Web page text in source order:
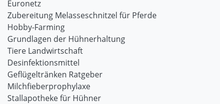
Euronetz
Zubereitung Melasseschnitzel für Pferde
Hobby-Farming
Grundlagen der Hühnerhaltung
Tiere Landwirtschaft
Desinfektionsmittel
Geflügeltränken Ratgeber
Milchfieberprophylaxe
Stallapotheke für Hühner